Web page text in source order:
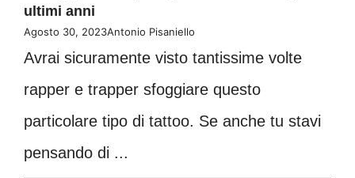
ultimi anni
Agosto 30, 2023Antonio Pisaniello
Avrai sicuramente visto tantissime volte
rapper e trapper sfoggiare questo
particolare tipo di tattoo. Se anche tu stavi
pensando di ...